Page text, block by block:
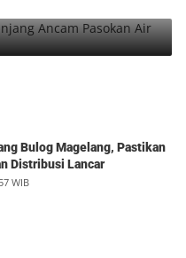
Bulog Magelang, Pastikan
Distribusi Lancar
WIB